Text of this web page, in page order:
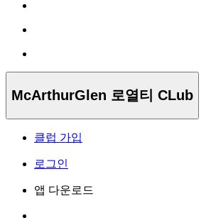
McArthurGlen 로열티 CLub
클럽 가입
로그인
앱 다운로드